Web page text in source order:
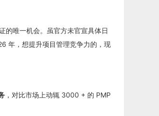
的唯一机会。虽官方未官宣具体日
年，想提升项目管理竞争力的，现
，对比市场上动辄 3000 + 的 PMP